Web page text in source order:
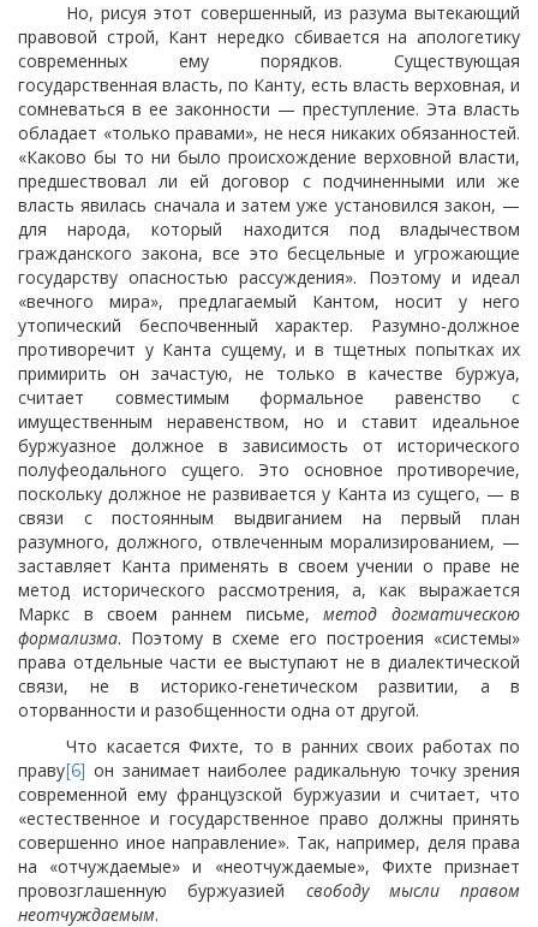
Но, рисуя этот совершенный, из разума вытекающий
правовой строй, Кант нередко сбивается на апологетику
современных ему порядков. Существующая
государственная власть, по Канту, есть власть верховная, и
сомневаться в ее законности — преступление. Эта власть
обладает «только правами», не неся никаких обязанностей.
«Каково бы то ни было происхождение верховной власти,
предшествовал ли ей договор с подчиненными или же
власть явилась сначала и затем уже установился закон, —
для народа, который находится под владычеством
гражданского закона, все это бесцельные и угрожающие
государству опасностью рассуждения». Поэтому и идеал
«вечного мира», предлагаемый Кантом, носит у него
утопический беспочвенныйхарактер. Разумно-должное
противоречит у Канта сущему, и в тщетных попытках их
примирить он зачастую, не только в качестве буржуа,
считает совместимым формальное равенство с
имущественным неравенством, но и ставит идеальное
буржуазное должное в зависимость от исторического
полуфеодального сущего. Это основное противоречие,
поскольку должное не развивается у Канта из сущего, — в
связи с постоянным выдвиганием на первый план
разумного, должного, отвлеченным морализированием, —
заставляет Канта применять в своем учении о праве не
метод исторического рассмотрения, а, как выражается
Маркс в своем раннем письме,метод догматическою
формализма. Поэтому в схеме его построения «системы»
права отдельные части ее выступают не в диалектической
связи, не в историко-генетическом развитии, а в
оторванности и разобщенности одна от другой.
Что касается Фихте, то в ранних своих работах по
праву[6] он занимает наиболее радикальную точку зрения
современной ему французской буржуазии и считает, что
«естественное и государственное право должны принять
совершенно иное направление». Так, например, деля права
на «отчуждаемые» и «неотчуждаемые», Фихте признает
провозглашенную буржуазией свободу мысли правом
неотчуждаемым.